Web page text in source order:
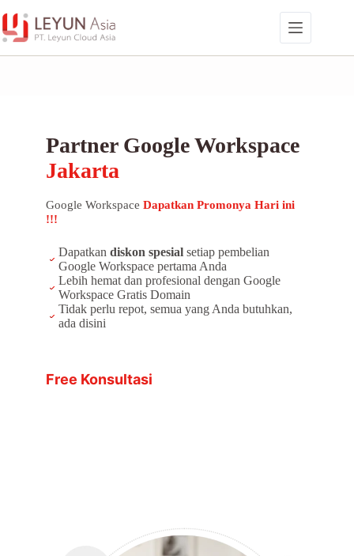
to
content
Partner Google Workspace
Jakarta
Google Workspace Dapatkan Promonya Hari ini
!!!
Dapatkan diskon spesialsetiap pembelian
Google Workspace pertama Anda
Lebih hemat dan profesional dengan Google
Workspace Gratis Domain
Tidak perlu repot, semua yang Anda butuhkan,
ada disini
Free Konsultasi